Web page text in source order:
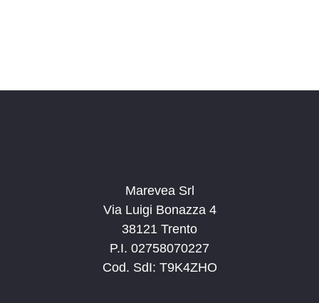
Marevea Srl
Via Luigi Bonazza 4
38121 Trento
P.I. 02758070227
Cod. SdI: T9K4ZHO